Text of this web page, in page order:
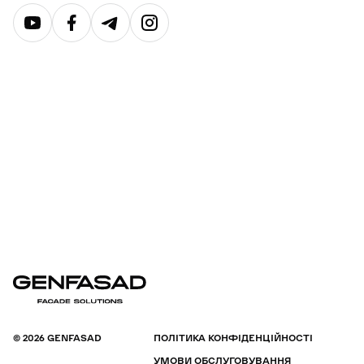
© 2026 GENFASAD
ПОЛІТИКА КОНФІДЕНЦІЙНОСТІ
УМОВИ ОБСЛУГОВУВАННЯ